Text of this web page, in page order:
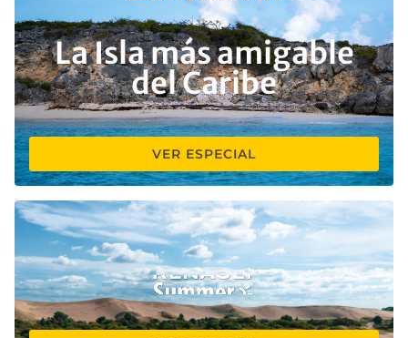
La Isla más amigable
del Caribe
VER ESPECIAL